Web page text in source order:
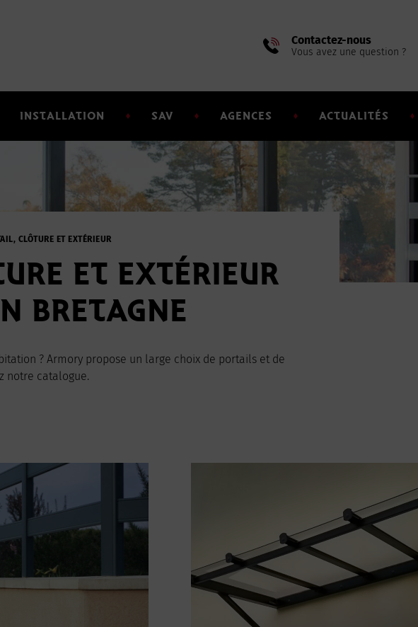
Contactez-nous
Vous avez une question ?
INSTALLATION SAV AGENCES ACTUALITÉS
CLÔTURE ET EXTÉRIEUR
ET EXTÉRIEUR
BRETAGNE
? Armory propose un large choix de portails et de
notre catalogue.